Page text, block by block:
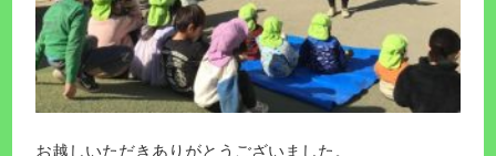
お越しいただきありがとうございました。